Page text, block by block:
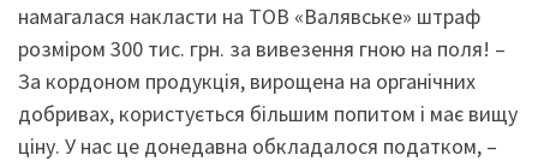
намагалася накласти на ТОВ «Валявське» штраф
розміром 300 тис. грн. за вивезення гною на поля! –
За кордоном продукція, вирощена на органічних
добривах, користується більшим попитом і має вищу
ціну. У нас це донедавна обкладалося податком, –